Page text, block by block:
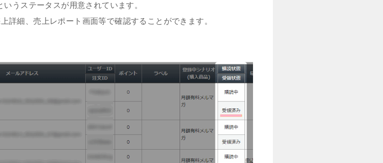
うステータスが用意されています。
詳細、売上レポート画面等で確認することができます。